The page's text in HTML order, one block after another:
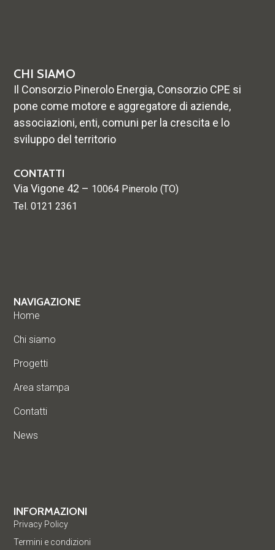
CHI SIAMO
Il Consorzio Pinerolo Energia, Consorzio CPE si
pone come motore e aggregatore di aziende,
associazioni, enti, comuni per la crescita e lo
sviluppo del territorio
CONTATTI
Via Vigone 42 – 10064 Pinerolo (TO)
Tel. 0121 2361
NAVIGAZIONE
Home
Chi siamo
Progetti
Area stampa
Contatti
News
INFORMAZIONI
Privacy Policy
Termini e condizioni